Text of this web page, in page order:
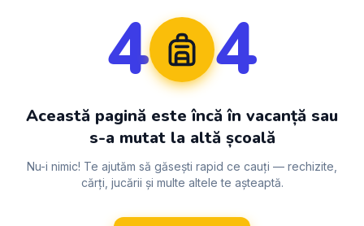
4 4
Această pagină este încă în vacanță sau
s-a mutat la altă școală
Nu-i nimic! Te ajutăm să găsești rapid ce cauți — rechizite,
cărți, jucării și multe altele te așteaptă.